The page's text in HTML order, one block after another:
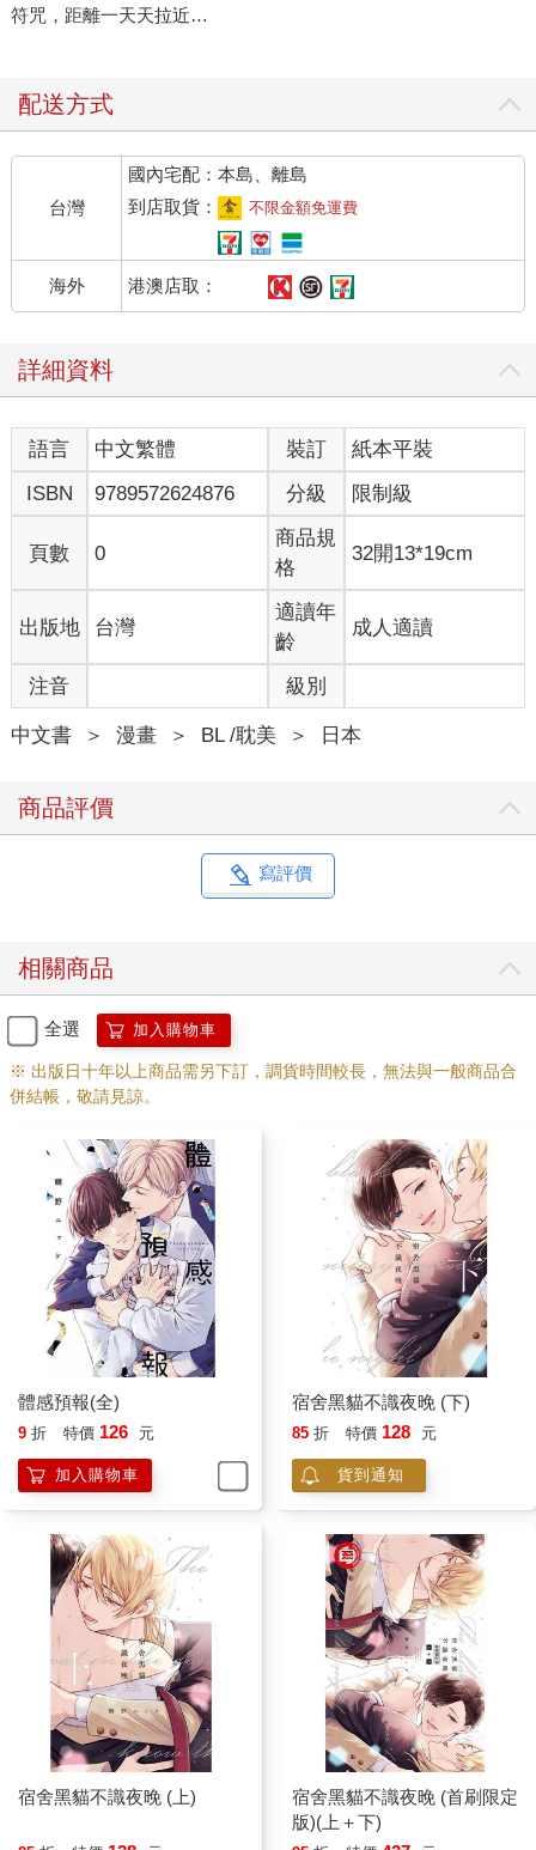
符咒，距離一天天拉近…
配送方式
台灣
國內宅配：本島、離島
到店取貨：
不限金額免運費
海外 港澳店取：
詳細資料
語言 中文繁體 裝訂
紙本平裝
ISBN
9789572624876 分級 限制級
頁數 0
商品規
格
32開13*19cm
出版地 台灣
適讀年
齡
成人適讀
注音 級別
中文書 ＞ 漫畫 ＞ BL /耽美 ＞ 日本
商品評價
寫評價
相關商品
全選 加入購物車
※ 出版日十年以上商品需另下訂，調貨時間較長，無法與一般商品合
併結帳，敬請見諒。
體感預報(全)
9 折 特價 126 元
加入購物車
宿舍黑貓不識夜晚 (下)
85 折 特價 128 元
貨到通知
宿舍黑貓不識夜晚 (上)
宿舍黑貓不識夜晚 (首刷限定
版)(上＋下)